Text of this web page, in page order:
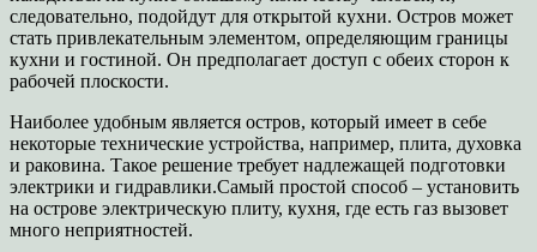
следовательно, подойдут для открытой кухни. Остров может
стать привлекательным элементом, определяющим границы
кухни и гостиной. Он предполагает доступ с обеих сторон к
рабочей плоскости.
Наиболее удобным является остров, который имеет в себе
некоторые технические устройства, например, плита, духовка
и раковина. Такое решение требует надлежащей подготовки
электрики и гидравлики.Самый простой способ – установить
на острове электрическую плиту, кухня, где есть газ вызовет
много неприятностей.